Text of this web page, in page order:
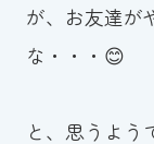
が、お友達が
な・・・😊
と、思うよう